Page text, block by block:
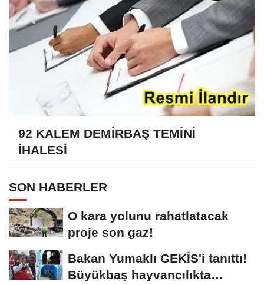
92 KALEM DEMİRBAŞ TEMİNİ
İHALESİ
SON HABERLER
O kara yolunu rahatlatacak
proje son gaz!
Bakan Yumaklı GEKİS'i tanıttı!
Büyükbaş hayvancılıkta